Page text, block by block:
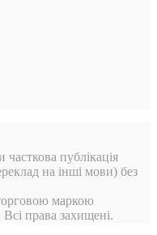
публікація
на інші мови) без
маркою
права захищені.